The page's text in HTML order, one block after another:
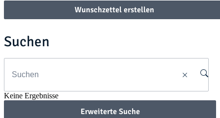
Wunschzettel erstellen
Suchen
Keine Ergebnisse
Erweiterte Suche